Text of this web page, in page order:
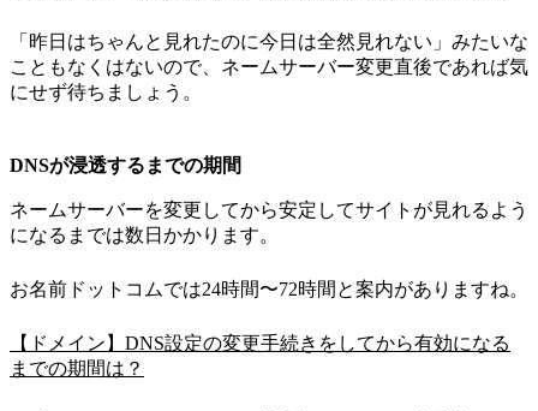
「昨日はちゃんと見れたのに今日は全然見れない」みたいな
こともなくはないので、ネームサーバー変更直後であれば気
にせず待ちましょう。
DNSが浸透するまでの期間
ネームサーバーを変更してから安定してサイトが見れるよう
になるまでは数日かかります。
お名前ドットコムでは24時間〜72時間と案内がありますね。
【ドメイン】DNS設定の変更手続きをしてから有効になる
までの期間は？